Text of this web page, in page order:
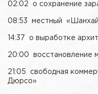
02:02 о сохранение
08:53 местный
14:37 о выработке
20:00 восстановление
21:05 свободная
Дюрсо»